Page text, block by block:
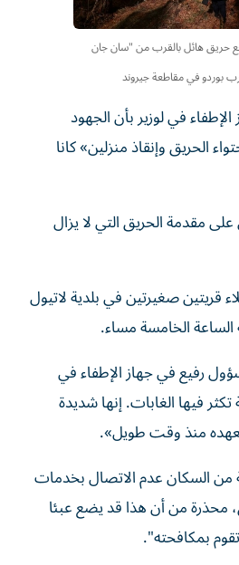
حريق هائل بالقرب من "سان جان
بوردو في مقاطعة جيروند
في لوزير بأن الجهود
الحريق وإنقاذ منزلين» كانا
مقدمة الحريق التي لا يزال
قريتين صغيرتين في بلدية لاتيول
الساعة الخامسة مساء.
رفيع في جهاز الإطفاء في
فيها الغابات. إنها شديدة
منذ وقت طويل».
السكان عدم الاتصال بخدمات
محذرة من أن هذا قد يضع عبئا
بمكافحته".